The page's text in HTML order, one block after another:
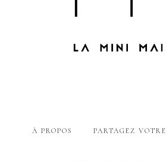
À PROPOS PARTAGEZ